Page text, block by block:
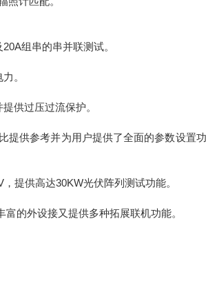
组串的串并联测试。
。
供过压过流保护。
提供参考并为⽤户提供了全⾯的参数设置
提供⾼达30KW光伏阵列测试功能。
的外设接⼜提供多种拓展联机功能。